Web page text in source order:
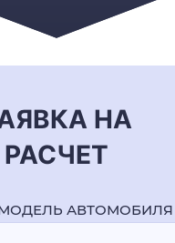
НА
РАСЧЕТ
АВТОМОБИЛЯ